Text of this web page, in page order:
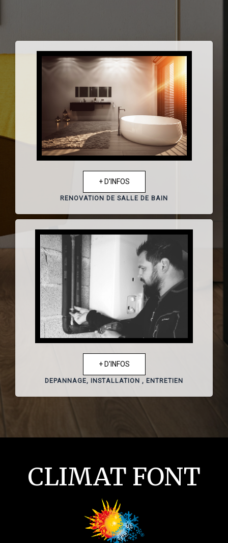
+ D'INFOS
RENOVATION DE SALLE DE BAIN
+ D'INFOS
DEPANNAGE, INSTALLATION , ENTRETIEN
CLIMAT FONT